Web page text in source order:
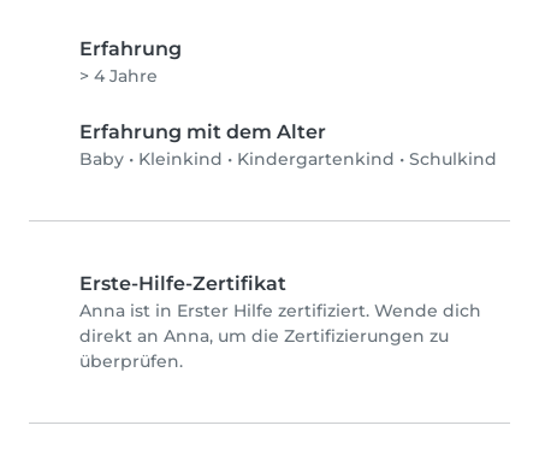
Erfahrung
> 4 Jahre
Erfahrung mit dem Alter
Baby • Kleinkind • Kindergartenkind • Schulkind
Erste-Hilfe-Zertifikat
Anna ist in Erster Hilfe zertifiziert. Wende dich
direkt an Anna, um die Zertifizierungen zu
überprüfen.